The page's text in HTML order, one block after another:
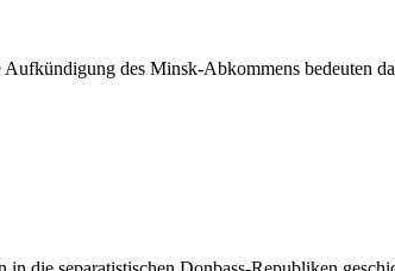
des Minsk-Abkommens bedeuten